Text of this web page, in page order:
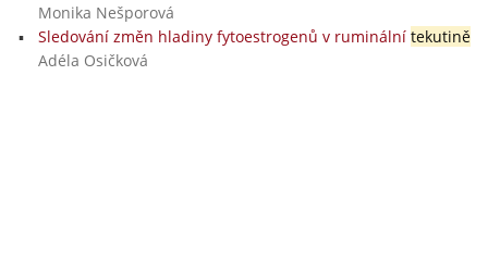
Monika Nešporová
Sledování změn hladiny fytoestrogenů v ruminální tekutině
Adéla Osičková